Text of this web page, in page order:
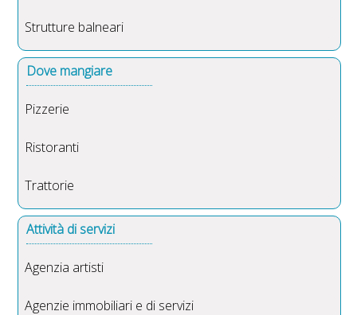
Strutture balneari
Dove mangiare
Pizzerie
Ristoranti
Trattorie
Attività di servizi
Agenzia artisti
Agenzie immobiliari e di servizi